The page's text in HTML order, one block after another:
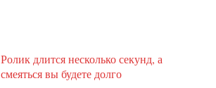
Ролик длится несколько секунд, а
смеяться вы будете долго